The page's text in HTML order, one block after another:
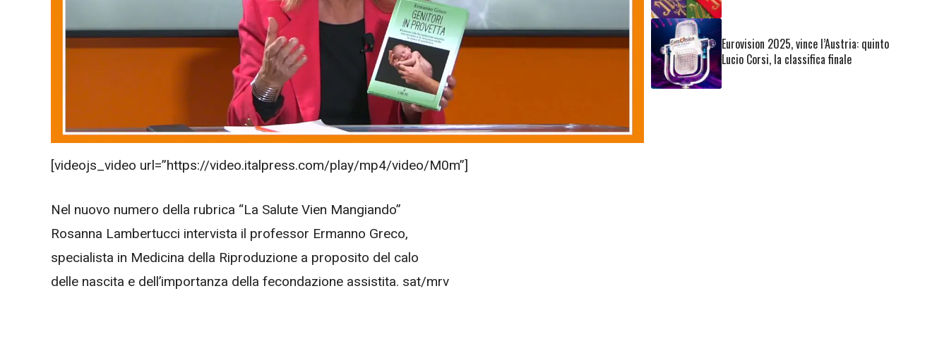
[videojs_video url=”https://video.italpress.com/play/mp4/video/M0m”]
Nel nuovo numero della rubrica “La Salute Vien Mangiando”
Rosanna Lambertucci intervista il professor Ermanno Greco,
specialista in Medicina della Riproduzione a proposito del calo
delle nascita e dell’importanza della fecondazione assistita. sat/mrv
Eurovision 2025, vince l’Austria: quinto
Lucio Corsi, la classifica finale